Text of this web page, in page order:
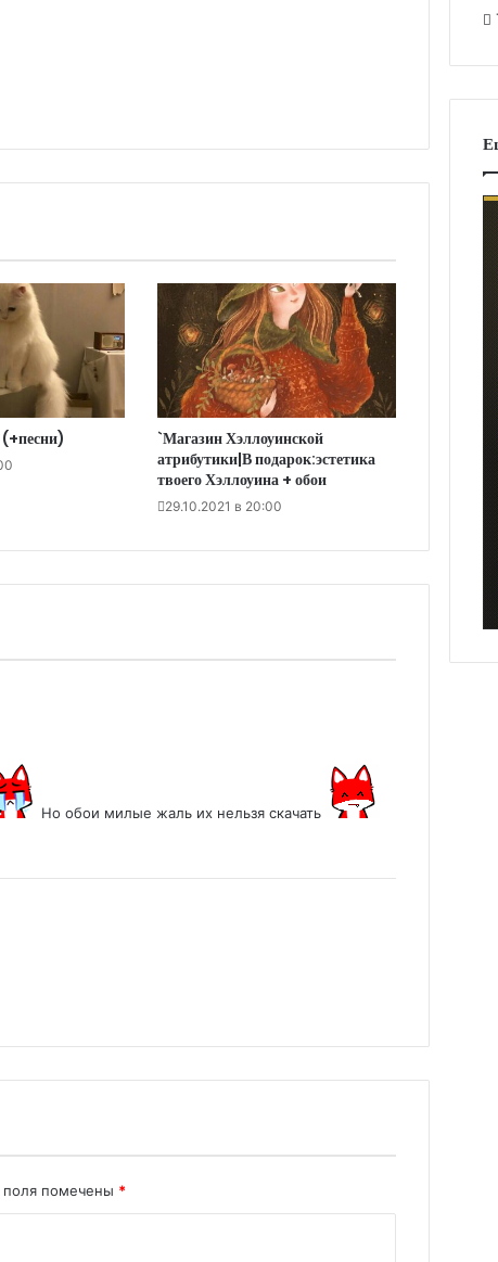
`Магазин Хэллоуинской
атрибутики|В подарок:эстетика
твоего Хэллоуина + обои
29.10.2021 в 20:00
Но обои милые жаль их нельзя скачать
поля помечены *